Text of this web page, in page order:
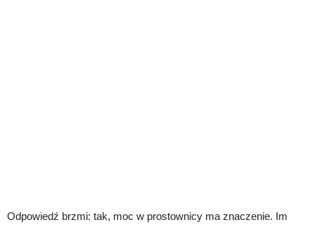
Odpowiedź brzmi: tak, moc w prostownicy ma znaczenie. Im